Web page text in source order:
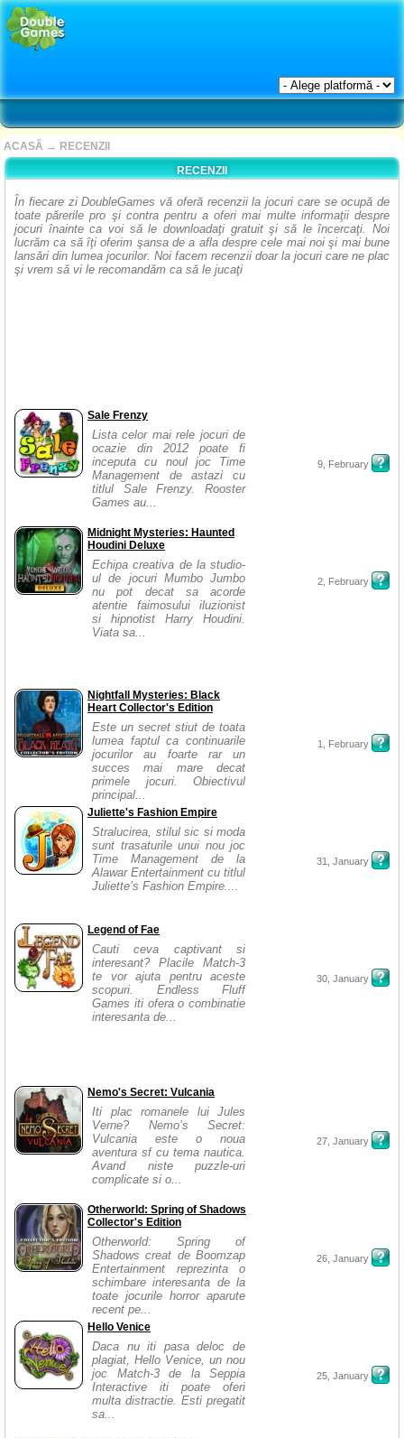
ACASĂ → RECENZII
RECENZII
În fiecare zi DoubleGames vă oferă recenzii la jocuri care se ocupă de
toate părerile pro şi contra pentru a oferi mai multe informaţii despre
jocuri înainte ca voi să le downloadaţi gratuit şi să le încercaţi. Noi
lucrăm ca să îţi oferim şansa de a afla despre cele mai noi şi mai bune
lansări din lumea jocurilor. Noi facem recenzii doar la jocuri care ne plac
şi vrem să vi le recomandăm ca să le jucaţi
Sale Frenzy
Lista celor mai rele jocuri de
ocazie din 2012 poate fi
inceputa cu noul joc Time
Management de astazi cu
titlul Sale Frenzy. Rooster
Games au...
9, February
Midnight Mysteries: Haunted
Houdini Deluxe
Echipa creativa de la studio-
ul de jocuri Mumbo Jumbo
nu pot decat sa acorde
atentie faimosului iluzionist
si hipnotist Harry Houdini.
Viata sa...
2, February
Nightfall Mysteries: Black
Heart Collector's Edition
Este un secret stiut de toata
lumea faptul ca continuarile
jocurilor au foarte rar un
succes mai mare decat
primele jocuri. Obiectivul
principal...
1, February
Juliette's Fashion Empire
Stralucirea, stilul sic si moda
sunt trasaturile unui nou joc
Time Management de la
Alawar Entertainment cu titlul
Juliette’s Fashion Empire....
31, January
Legend of Fae
Cauti ceva captivant si
interesant? Placile Match-3
te vor ajuta pentru aceste
scopuri. Endless Fluff
Games iti ofera o combinatie
interesanta de...
30, January
Nemo's Secret: Vulcania
Iti plac romanele lui Jules
Verne? Nemo’s Secret:
Vulcania este o noua
aventura sf cu tema nautica.
Avand niste puzzle-uri
complicate si o...
27, January
Otherworld: Spring of Shadows
Collector's Edition
Otherworld: Spring of
Shadows creat de Boomzap
Entertainment reprezinta o
schimbare interesanta de la
toate jocurile horror aparute
recent pe...
26, January
Hello Venice
Daca nu iti pasa deloc de
plagiat, Hello Venice, un nou
joc Match-3 de la Seppia
Interactive iti poate oferi
multa distractie. Esti pregatit
sa...
25, January